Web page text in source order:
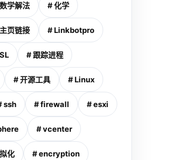
学解法 # 化学
页链接 # Linkbotpro
# 跟踪进程
# 开源工具 # Linux
ssh # firewall # esxi
# vcenter
化 # encryption